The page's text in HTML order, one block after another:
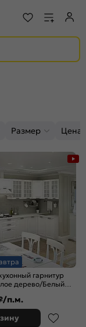
Размер Цена,
гарнитур
дерево/Белый
п.м.